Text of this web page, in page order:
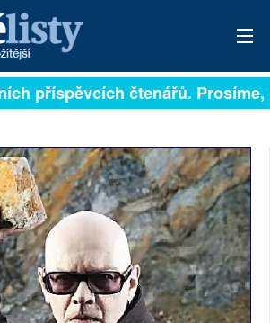
DNÍ
příspěvcích čtenářů. Prosíme,